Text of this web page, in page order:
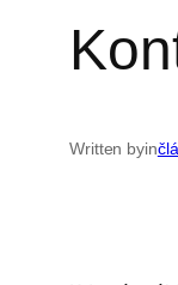
Written byin